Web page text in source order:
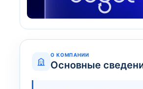
О КОМПАНИИ
Основные